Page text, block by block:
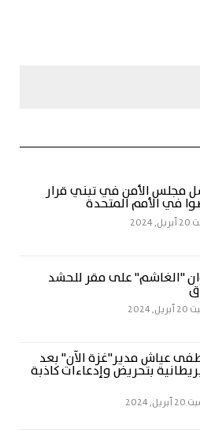
مجلس الأمن في تبني قرار
في الأمم المتحدة
"الغاشم" على مقر للحشد
2024
عياش مدير"غزة الآن" بعد
بتحريض وإدعاءات كاذبة
2024